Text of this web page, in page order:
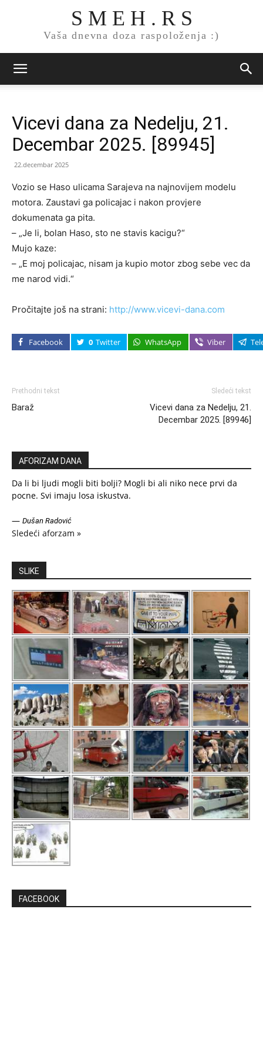
S M E H . R S
Vaša dnevna doza raspoloženja :)
Vicevi dana za Nedelju, 21.
Decembar 2025. [89945]
22.decembar 2025
Vozio se Haso ulicama Sarajeva na najnovijem modelu
motora. Zaustavi ga policajac i nakon provjere
dokumenata ga pita.
– „Je li, bolan Haso, sto ne stavis kacigu?“
Mujo kaze:
– „E moj policajac, nisam ja kupio motor zbog sebe vec da
me narod vidi.“
Pročitajte još na strani: http://www.vicevi-dana.com
Facebook 0 Twitter WhatsApp Viber
Prethodni tekst
Baraž
Sledeći tekst
Vicevi dana za Nedelju, 21.
Decembar 2025. [89946]
AFORIZAM DANA
Da li bi ljudi mogli biti bolji? Mogli bi ali niko nece prvi da
pocne. Svi imaju losa iskustva.
— Dušan Radović
Sledeći aforzam »
SLIKE
FACEBOOK